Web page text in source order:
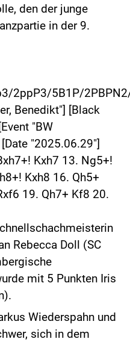
den der junge
in der 9.
2ppP3/5B1P/
Benedikt"] [Black
"BW
"2025.06.29"]
Kxh7 13. Ng5+!
Kxh8 16. Qh5+
19. Qh7+ Kf8 20.
Rebecca Doll (SC
mit 5 Punkten Iris
Wiederspahn und
sich in dem